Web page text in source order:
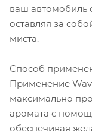
ваш автомобиль
оставляя за
миста.
Способ
Применение
максимально
аромата с
обеспечивая